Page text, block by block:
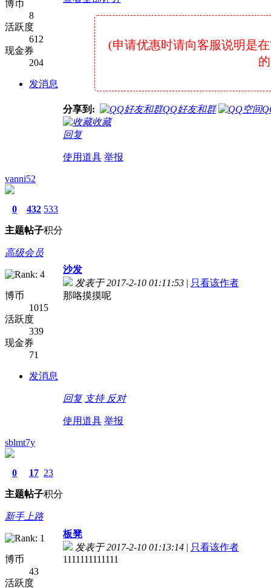
博币
8
活跃度
612
现金券
204
发消息
(申请优惠时请向客服说明是在
分享到: QQ好友和群
收藏
回复
使用道具 举报
vanni52
0
主题
432
帖子
533
积分
高级会员
博币
1015
活跃度
339
现金券
71
发消息
沙发
发表于 2017-2-10 01:11:53 | 只看该作者
那咯摸摸呢
回复 支持 反对
使用道具 举报
sblmt7y
0
主题
17
帖子
23
积分
新手上路
博币
43
活跃度
板凳
发表于 2017-2-10 01:13:14 | 只看该作者
1111111111111